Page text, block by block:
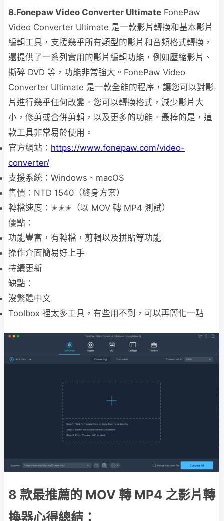
8.Fonepaw Video Converter Ultimate FonePaw
Video Converter Ultimate 是一款影片轉換和基本影片
編輯工具，支援幾乎所有類型的影片和音頻格式轉換，
還提供了一系列實用的影片編輯功能，例如壓縮影片、
撕碎 DVD 等，功能非常強大​。FonePaw Video
Converter Ultimate 是一款全能的程序，讓您可以對影
片進行幾乎任何改變。您可以轉換格式，減少影片大
小，修剪或合併剪輯，以及更多的功能。最棒的是，這
款工具非常易於使用​。
官方網站： https://www.fonepaw.com/video-
converter/
支援系統：Windows、macOS
售價：NTD 1540（終身方案）
轉檔速度：✭✭✭（以 MOV 轉 MP4 測試）
優點：
功能豐富，有轉檔，剪輯以及拼貼等功能
操作介面簡易好上手
持續更新
缺點：
沒繁體中文
Toolbox 裡太多工具，有些用不到，可以再簡化一點
8 款最推薦的 MOV 轉 MP4 之影片轉
換器心得總結：